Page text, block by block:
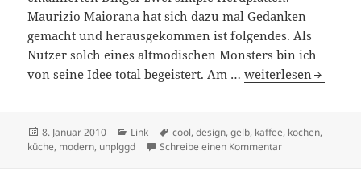
Maurizio Maiorana hat sich dazu mal Gedanken
gemacht und herausgekommen ist folgendes. Als
Nutzer solch eines altmodischen Monsters bin ich
von seine Idee total begeistert. Am …weiterlesen
Veröffentlicht
am
8. Januar 2010 Kategorien
Link Schlagwörter
cool,design,gelb, kaffee, kochen,
küche, modern, unplggd Schreibe einen Kommentarzu